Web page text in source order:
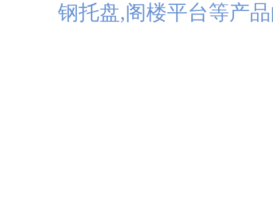
钢托盘,阁楼平台等产